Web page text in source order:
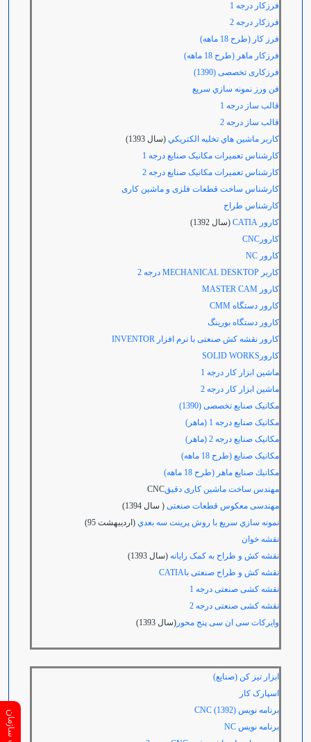
فرزکار درجه 1
فرزکار درجه 2
فرز کار (طرح 18 ماهه)
فرزكار ماهر (طرح 18 ماهه)
فرزکاری تخصصی (1390)
فن ورز نمونه سازي سريع
قالب ساز درجه 1
قالب ساز درجه 2
كاربر ماشين هاي تخليه الكتريكي (سال 1393)
کارشناس تعمیرات مکانیک صنایع درجه 1
کارشناس تعمیرات مکانیک صنایع درجه 2
کارشناس ساخت قطعات فلزی و ماشین کاری
كارشناس طراح
کارور CATIA
(سال 1392)
کارور CNC
کارور NC
کاربر MECHANICAL DESKTOP درجه
کارور MASTER CAM
کارور دستگاه
کارور دستگاه بورینگ
کارور نقشه کش صنعتی با نرم افزار INVENTOR
کارور SOLID WORKS
ماشین ابزار کار درجه 1
ماشین ابزار کار درجه 2
مکانیک صنایع تخصصی (1390)
مکانیک صنایع درجه 1 (ماهر)
مکانیک صنایع درجه 2 (ماهر)
مکانیک صنایع (طرح 18 ماهه)
مكانيك صنايع ماهر (طرح 18 ماهه)
مهندس ساخت ماشین کاری دقیقCNC
مهندسی معکوس قطعات صنعتی ( سال 1394)
نمونه سازي سريع با روش پرينت سه بعدي (ارديبهشت 95)
نقشه خوان
نقشه کش و طراح به کمک رایانه (سال 1393)
نقشه کش و طراح صنعتی باCATIA
نقشه کشی صنعتی درجه 1
نقشه کشی صنعتی درجه 2
وايركات سی ان سی پنج محور (سال 1393)
ابزار تیز کن (صنایع)
اسپارک کار
برنامه نویس (1392) CNC
برنامه نویس NC